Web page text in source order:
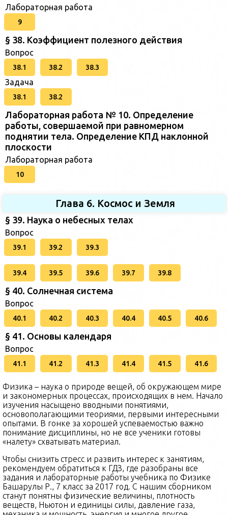
Лабораторная работа
9
§ 38. Коэффициент полезного действия
Вопрос
38.1 38.2 38.3
Задача
38.1 38.2
Лабораторная работа № 10. Определение
работы, совершаемой при равномерном
поднятии тела. Определение КПД наклонной
плоскости
Лабораторная работа
10
Глава 6. Космос и Земля
§ 39. Наука о небесных телах
Вопрос
39.1 39.2 39.3
39.4 39.5 39.6 39.7 39.8
§ 40. Солнечная система
Вопрос
40.1 40.2 40.3 40.4 40.5 40.6
§ 41. Основы календаря
Вопрос
41.1 41.2 41.3 41.4 41.5 41.6
Физика – наука о природе вещей, об окружающем мире
и закономерных процессах, происходящих в нем. Начало
изучения насыщено вводными понятиями,
основополагающими теориями, первыми интересными
опытами. В гонке за хорошей успеваемостью важно
понимание дисциплины, но не все ученики готовы
«налету» схватывать материал.
Чтобы снизить стресс и развить интерес к занятиям,
рекомендуем обратиться к ГДЗ, где разобраны все
задания и лабораторные работы учебника по Физике
Башарулы Р., 7 класс за 2017 год. С нашим сборником
станут понятны физические величины, плотность
веществ, Ньютон и единицы силы, давление газа,